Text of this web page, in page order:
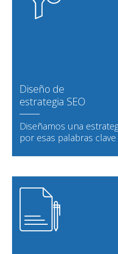
Diseño de
estrategia SEO
Diseñamos una
por esas palabras